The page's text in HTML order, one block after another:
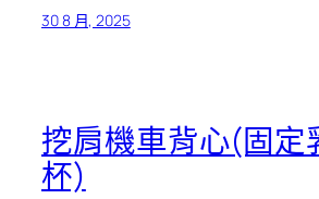
30 8 月, 2025
挖肩機車背心(固定
杯)